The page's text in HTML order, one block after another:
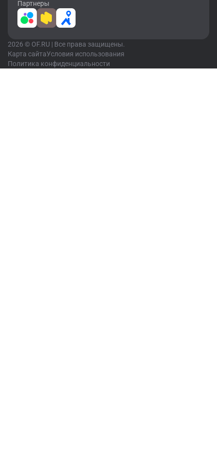
Партнеры
2026 © OF.RU | Все права защищены.
Карта сайтаУсловия использования
Политика конфиденциальности